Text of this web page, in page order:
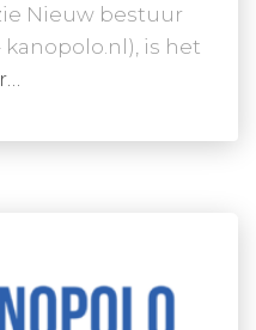
Nieuw bestuur
is het